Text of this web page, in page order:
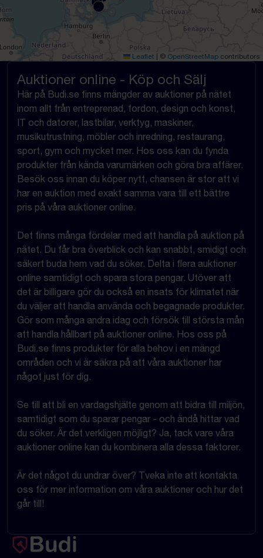
Leaflet © OpenStreetMap contributors
Auktioner online - Köp och Sälj
Här på Budi.se finns mängder av auktioner på nätet
inom allt från entreprenad, fordon, design och konst,
IT och datorer, lastbilar, verktyg, maskiner,
musikutrustning, möbler och inredning, restaurang,
sport, gym och mycket mer. Hos oss kan du fynda
produkter från kända varumärken och göra bra affärer.
Besök oss innan du köper nytt, chansen är stor att vi
har en auktion med exakt samma vara till ett bättre
pris på våra auktioner online.
Det finns många fördelar med att handla på auktion på
nätet. Du får bra överblick och kan snabbt, smidigt och
säkert buda hem vad du söker. Delta i flera auktioner
online samtidigt och spara stora pengar. Utöver att
det är billigare gör du också en insats för klimatet när
du väljer att handla använda och begagnade produkter.
Gör som många andra idag och försök till största mån
att handla hållbart på auktioner online. Hos oss på
Budi.se finns produkter för alla behov i en mängd
områden och vi är säkra på att våra auktioner har
något just för dig.
Se till att bli en vardagshjälte genom att bidra till miljön,
samtidigt som du sparar pengar - och ändå hittar vad
du söker. Är det verkligen möjligt? Ja, tack vare våra
auktioner online kan du kombinera alla dessa faktorer.
Är det något du undrar över? Tveka inte att kontakta
oss för mer information om våra auktioner och hur det
går till!